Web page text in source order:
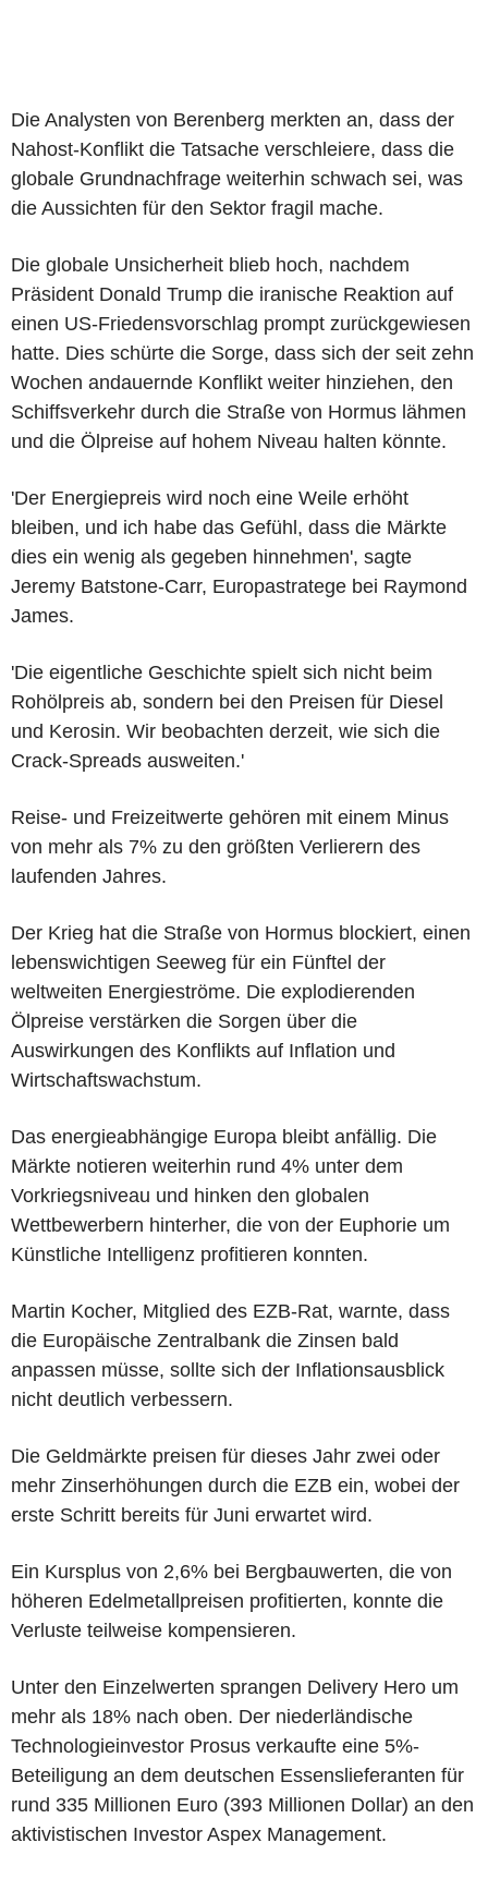
Die Analysten von Berenberg merkten an, dass der
Nahost-Konflikt die Tatsache verschleiere, dass die
globale Grundnachfrage weiterhin schwach sei, was
die Aussichten für den Sektor fragil mache.
Die globale Unsicherheit blieb hoch, nachdem
Präsident Donald Trump die iranische Reaktion auf
einen US-Friedensvorschlag prompt zurückgewiesen
hatte. Dies schürte die Sorge, dass sich der seit zehn
Wochen andauernde Konflikt weiter hinziehen, den
Schiffsverkehr durch die Straße von Hormus lähmen
und die Ölpreise auf hohem Niveau halten könnte.
'Der Energiepreis wird noch eine Weile erhöht
bleiben, und ich habe das Gefühl, dass die Märkte
dies ein wenig als gegeben hinnehmen', sagte
Jeremy Batstone-Carr, Europastratege bei Raymond
James.
'Die eigentliche Geschichte spielt sich nicht beim
Rohölpreis ab, sondern bei den Preisen für Diesel
und Kerosin. Wir beobachten derzeit, wie sich die
Crack-Spreads ausweiten.'
Reise- und Freizeitwerte gehören mit einem Minus
von mehr als 7% zu den größten Verlierern des
laufenden Jahres.
Der Krieg hat die Straße von Hormus blockiert, einen
lebenswichtigen Seeweg für ein Fünftel der
weltweiten Energieströme. Die explodierenden
Ölpreise verstärken die Sorgen über die
Auswirkungen des Konflikts auf Inflation und
Wirtschaftswachstum.
Das energieabhängige Europa bleibt anfällig. Die
Märkte notieren weiterhin rund 4% unter dem
Vorkriegsniveau und hinken den globalen
Wettbewerbern hinterher, die von der Euphorie um
Künstliche Intelligenz profitieren konnten.
Martin Kocher, Mitglied des EZB-Rat, warnte, dass
die Europäische Zentralbank die Zinsen bald
anpassen müsse, sollte sich der Inflationsausblick
nicht deutlich verbessern.
Die Geldmärkte preisen für dieses Jahr zwei oder
mehr Zinserhöhungen durch die EZB ein, wobei der
erste Schritt bereits für Juni erwartet wird.
Ein Kursplus von 2,6% bei Bergbauwerten, die von
höheren Edelmetallpreisen profitierten, konnte die
Verluste teilweise kompensieren.
Unter den Einzelwerten sprangen Delivery Hero um
mehr als 18% nach oben. Der niederländische
Technologieinvestor Prosus verkaufte eine 5%-
Beteiligung an dem deutschen Essenslieferanten für
rund 335 Millionen Euro (393 Millionen Dollar) an den
aktivistischen Investor Aspex Management.